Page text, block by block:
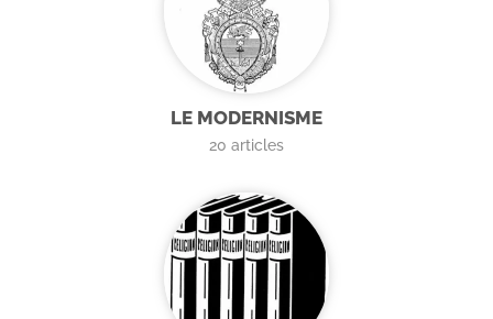
LE MODERNISME
20 articles